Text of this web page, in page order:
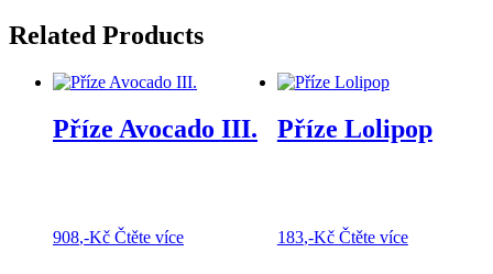
Related Products
Příze Avocado III.
908,-Kč Čtěte více
Příze Lolipop
183,-Kč Čtěte více